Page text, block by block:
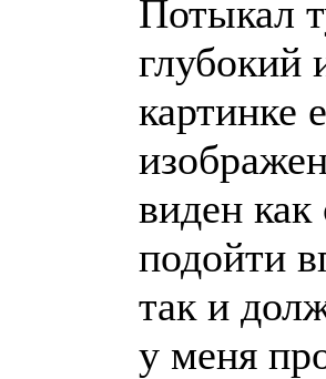
Потыкал
глубокий
картинке
виден как
подойти
так и
у меня